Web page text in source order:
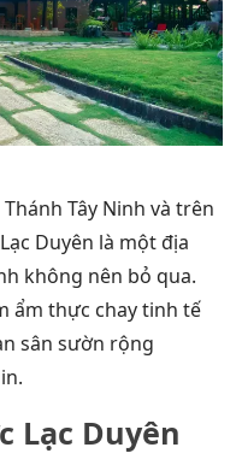
Tây Ninh và trên
Duyên là một địa
không nên bỏ qua.
ẩm thực chay tinh tế
sân sườn rộng
Lạc Duyên